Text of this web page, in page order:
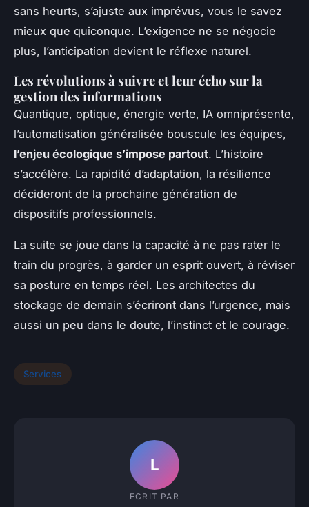
sans heurts, s’ajuste aux imprévus, vous le savez
mieux que quiconque. L’exigence ne se négocie
plus, l’anticipation devient le réflexe naturel.
Les révolutions à suivre et leur écho sur la
gestion des informations
Quantique, optique, énergie verte, IA omniprésente,
l’automatisation généralisée bouscule les équipes,
l’enjeu écologique s’impose partout. L’histoire
s’accélère. La rapidité d’adaptation, la résilience
décideront de la prochaine génération de
dispositifs professionnels.
La suite se joue dans la capacité à ne pas rater le
train du progrès, à garder un esprit ouvert, à réviser
sa posture en temps réel. Les architectes du
stockage de demain s’écriront dans l’urgence, mais
aussi un peu dans le doute, l’instinct et le courage.
Services
L
ECRIT PAR